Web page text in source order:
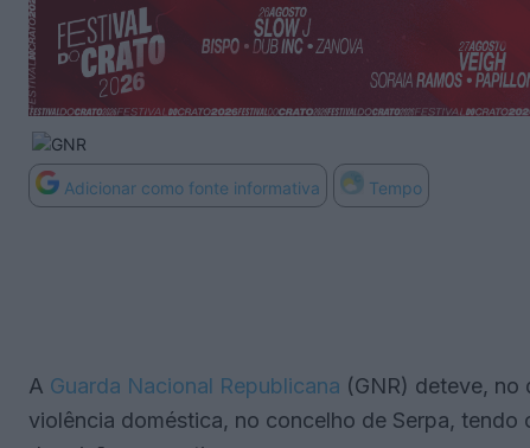
Adicionar como fonte informativa Tempo
A Guarda Nacional Republicana (GNR) deteve, no
violência doméstica, no concelho de Serpa,